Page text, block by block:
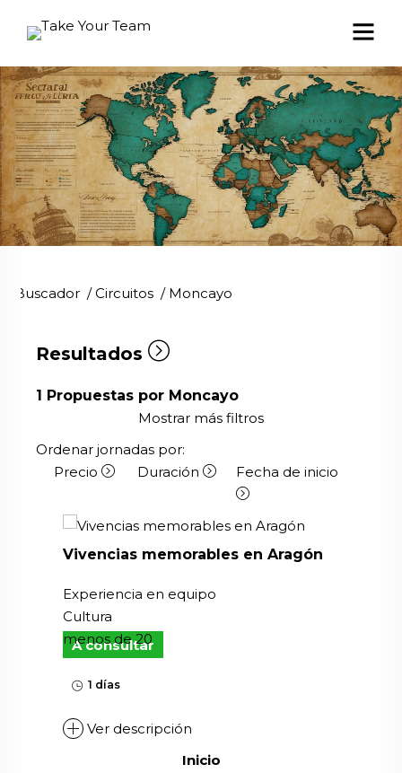
Buscador /Circuitos / Moncayo
Resultados
1 Propuestas por Moncayo
Mostrar más filtros
Ordenar jornadas por:
Precio
Duración Fecha de inicio
A consultar
Vivencias memorables en Aragón
Experiencia en equipo
Cultura
menos de 20
1 días
Ver descripción
Inicio